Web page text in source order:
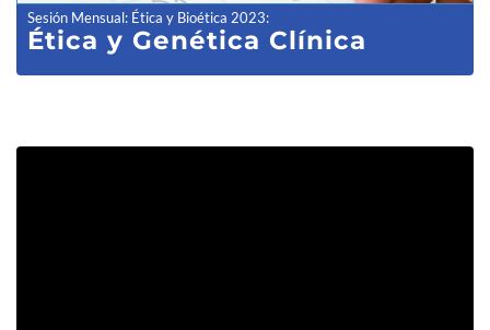
Sesión Mensual: Ética y Bioética 2023:
Ética y Genética Clínica